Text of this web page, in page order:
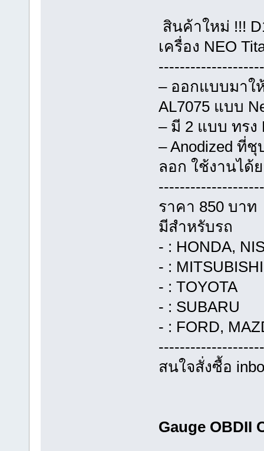
สินค้าใหม่ !!!
เครื่อง NEO
– ออกแบบมาใ
AL7075 แบบ
– มี 2 แบบ ทรง
– Anodized ที่
ลอก ใช้งานได้
ราคา 850 บาท
มีสำหรับรถ
- : HONDA,
- : MITSUBISHI
- : TOYOTA
- : SUBARU
- : FORD,
สนใจสั่งซื้อ
Gauge OBDII